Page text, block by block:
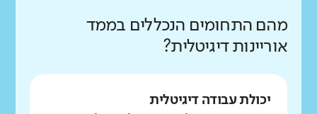
מהם התחומים הנכללים בממד
אוריינות דיגיטלית?
יכולת עבודה דיגיטלית